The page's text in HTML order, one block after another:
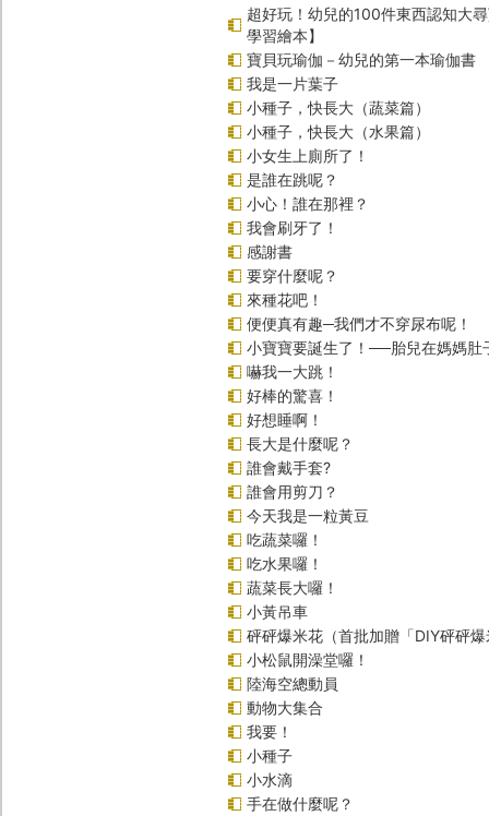
超好玩！幼兒的100件東西認知大
學習繪本】
寶貝玩瑜伽－幼兒的第一本瑜伽書
我是一片葉子
小種子，快長大（蔬菜篇）
小種子，快長大（水果篇）
小女生上廁所了！
是誰在跳呢？
小心！誰在那裡？
我會刷牙了！
感謝書
要穿什麼呢？
來種花吧！
便便真有趣─我們才不穿尿布呢！
小寶寶要誕生了！──胎兒在媽媽肚
嚇我一大跳！
好棒的驚喜！
好想睡啊！
長大是什麼呢？
誰會戴手套?
誰會用剪刀？
今天我是一粒黃豆
吃蔬菜囉！
吃水果囉！
蔬菜長大囉！
小黃吊車
砰砰爆米花（首批加贈「DIY砰砰
小松鼠開澡堂囉！
陸海空總動員
動物大集合
我要！
小種子
小水滴
手在做什麼呢？